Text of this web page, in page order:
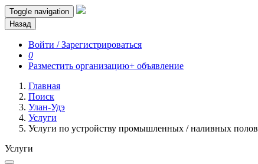
Toggle navigation
Назад
Войти / Зарегистрироваться
0
Разместить организацию+ объявление
Главная
Поиск
Улан-Удэ
Услуги
Услуги по устройству промышленных / наливных полов
Услуги